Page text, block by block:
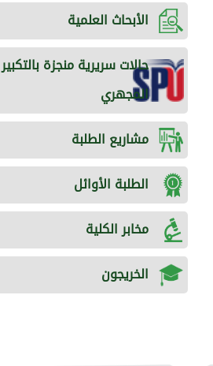
الأبحاث العلمية
حالات سريرية منجزة بالتكبير
المجهري
مشاريع الطلبة
الطلبة الأوائل
مخابر الكلية
الخريجون